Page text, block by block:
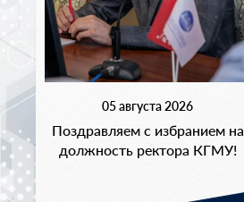
05 августа 2026
Поздравляем с избранием на
должность ректора КГМУ!